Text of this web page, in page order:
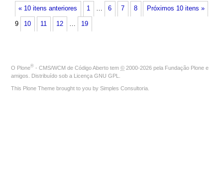
« 10 itens anteriores Próximos 10 itens »
1 … 6 7 8
9 10 11 12 … 19
O Plone® - CMS/WCM de Código Aberto tem © 2000-2026 pela Fundação Plone e
amigos. Distribuído sob a Licença GNU GPL
This Plone Theme brought to you by Simples Consultoria